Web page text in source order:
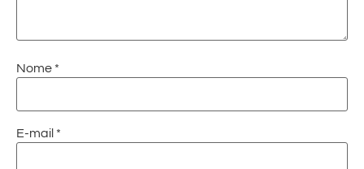
Nome *
E-mail *